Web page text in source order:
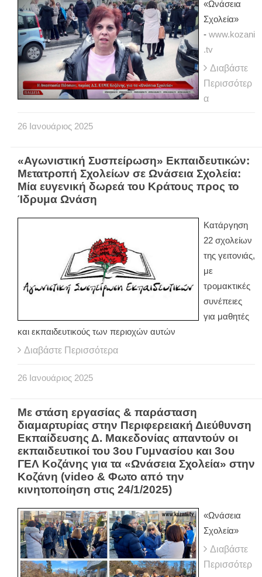
«Ωνάσεια
Σχολεία»
- www.kozani
.tv
Διαβάστε
Περισσότερ
α
26 Ιανουάριος 2025
«Αγωνιστική Συσπείρωση» Εκπαιδευτικών:
Μετατροπή Σχολείων σε Ωνάσεια Σχολεία:
Μία ευγενική δωρεά του Κράτους προς το
Ίδρυμα Ωνάση
Κατάργηση
22 σχολείων
της γειτονιάς,
με
τρομακτικές
συνέπειες
για μαθητές
και εκπαιδευτικούς των περιοχών αυτών
Διαβάστε Περισσότερα
26 Ιανουάριος 2025
Με στάση εργασίας & παράσταση
διαμαρτυρίας στην Περιφερειακή Διεύθυνση
Εκπαίδευσης Δ. Μακεδονίας απαντούν οι
εκπαιδευτικοί του 3ου Γυμνασίου και 3ου
ΓΕΛ Κοζάνης για τα «Ωνάσεια Σχολεία» στην
Κοζάνη (video & Φωτο από την
κινητοποίηση στις 24/1/2025)
«Ωνάσεια
Σχολεία»
Διαβάστε
Περισσότερ